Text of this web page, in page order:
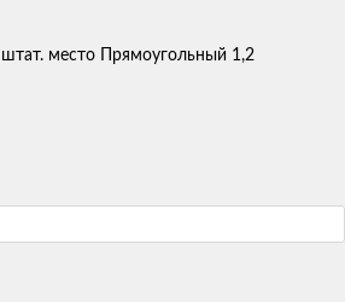
место Прямоугольный 1,2